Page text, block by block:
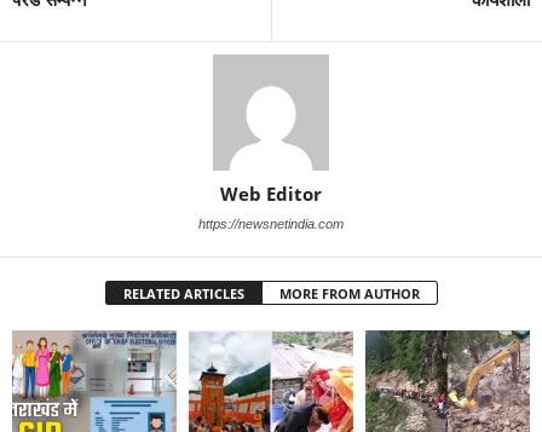
Web Editor
https://newsnetindia.com
RELATED ARTICLES MORE FROM AUTHOR